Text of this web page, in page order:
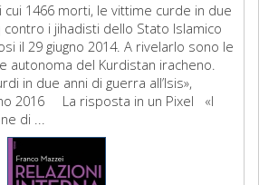
cui 1466 morti, le vittime curde in due
contro i jihadisti dello Stato Islamico
il 29 giugno 2014. A rivelarlo sono le
autonoma del Kurdistan iracheno.
in due anni di guerra all’Isis»,
2016 La risposta in un Pixel «I
di ...